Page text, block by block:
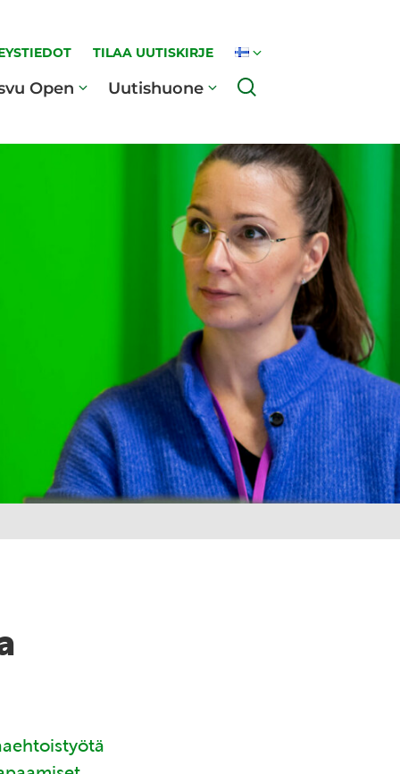
TILAA UUTISKIRJE
Open Uutishuone